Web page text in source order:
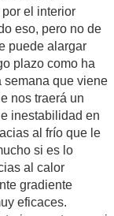
el interior
eso, pero no de
puede alargar
plazo como ha
semana que viene
nos traerá un
inestabilidad en
al frío que le
si es lo
al calor
gradiente
eficaces.